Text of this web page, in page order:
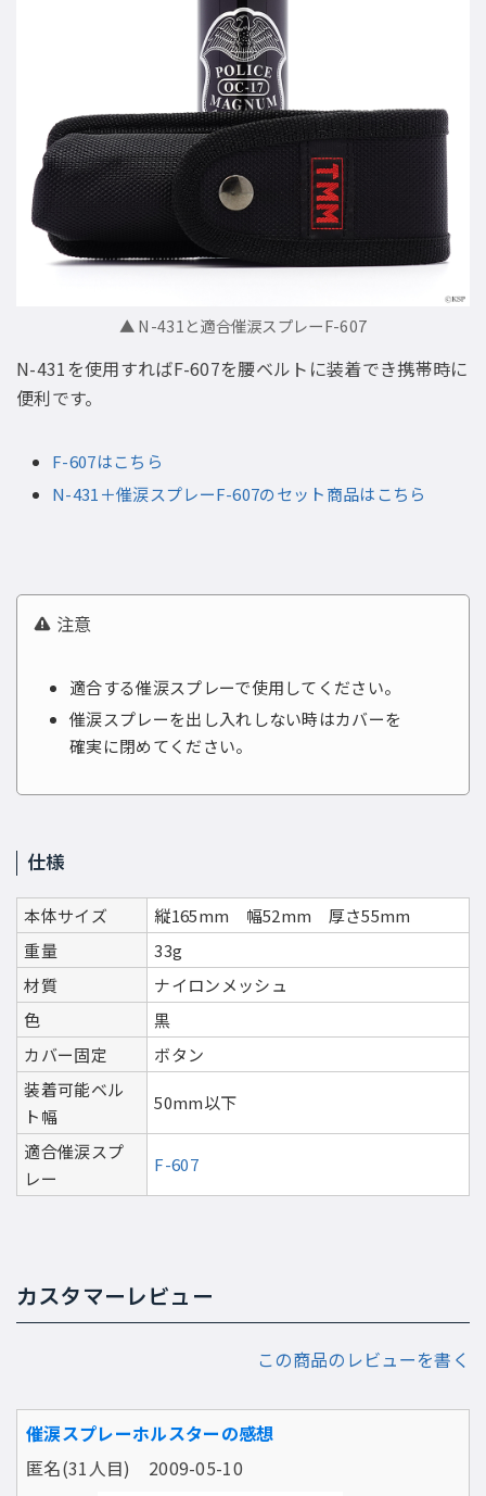
▲ N-431と適合催涙スプレーF-607
N-431を使用すればF-607を腰ベルトに装着でき携帯時に
便利です。
F-607はこちら
N-431＋催涙スプレーF-607のセット商品はこちら
注意
適合する催涙スプレーで使用してください。
催涙スプレーを出し入れしない時はカバーを
確実に閉めてください。
仕様
本体サイズ
縦165mm 幅52mm 厚さ55mm
重量
33g
材質
ナイロンメッシュ
色
黒
カバー固定
ボタン
装着可能ベル
ト幅
50mm以下
適合催涙スプ
レー
F-607
カスタマーレビュー
この商品のレビューを書く
催涙スプレーホルスターの感想
匿名(31人目) 2009-05-10